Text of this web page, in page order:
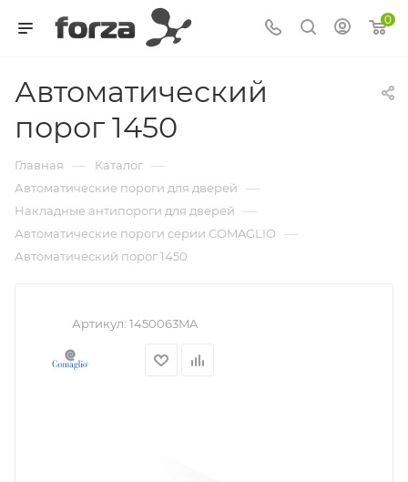
0
Автоматический
порог 1450
Главная — Каталог —
Автоматические пороги для дверей —
Накладные антипороги для дверей —
Автоматические пороги серии COMAGLIO —
Автоматический порог 1450
Артикул: 1450063MA